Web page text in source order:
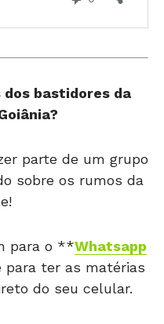
bastidores da
parte de um grupo
sobre os rumos da
para o **Whatsapp
para ter as matérias
do seu celular.